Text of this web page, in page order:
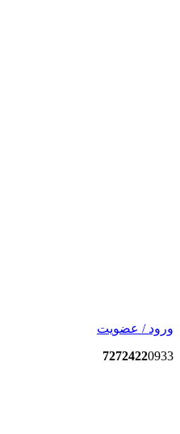
ورود / عضویت
72724220933